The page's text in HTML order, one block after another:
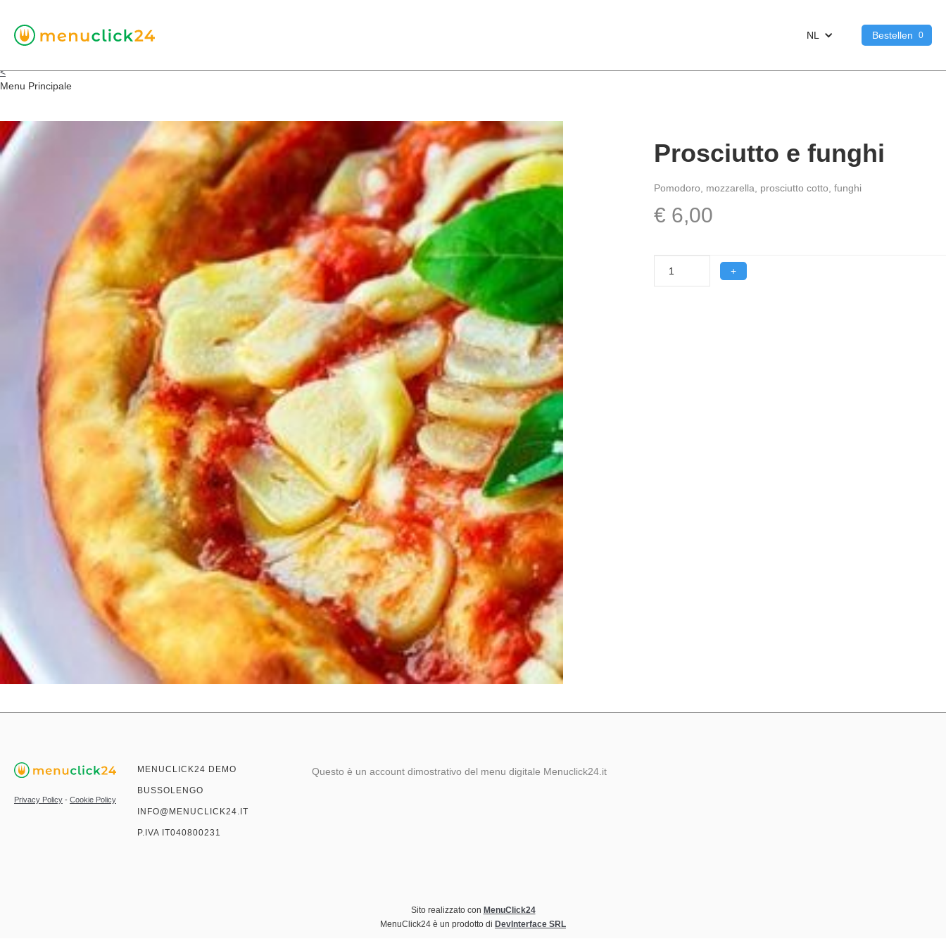
NL Bestellen 0
<
Menu Principale
Prosciutto e funghi
Pomodoro, mozzarella, prosciutto cotto, funghi
€ 6,00
Privacy Policy - Cookie Policy
MENUCLICK24 DEMO
BUSSOLENGO
INFO@MENUCLICK24.IT
P.IVA IT040800231
Questo è un account dimostrativo del menu digitale Menuclick24.it
Sito realizzato con MenuClick24
MenuClick24 è un prodotto di DevInterface SRL